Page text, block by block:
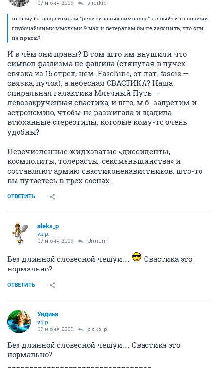
07 июня 2009 sharkie
почему бы защитникам "религиозных символов" не выйти со своими
глубочайшими мыслями 9 мая и ветеранам бы не заяснить, что они
не правы?
И в чём они правы? В том што им внушили что
символ фашизма не фашина (стянутая в пучек
связка из 16 стрел, нем. Faschine, от лат. fascis —
связка, пучок), а небесная СВАСТИКА? Наша
спиральная галактика Млечный Путь –
левозакрученная свастика, и што, м.б. запретим и
астрономию, чтобы не разжигала и щадила
втюханные стереотипы, которые кому-то очень
удобны?
Перечисленные жидковатые «диссиденты,
космполиты, толерасты, сексменьшинства» и
составляют армию свастиконенавистников, што-то
вы путаетесь в трёх соснах.
ОТВЕТИТЬ
aleks_p
v.i.p.
07 июня 2009 Urmann
Без длинной словесной чешуи....
Свастика это
нормально?
ОТВЕТИТЬ
Ундина
v.i.p.
07 июня 2009 aleks_p
Без длинной словесной чешуи.... Свастика это
нормально?